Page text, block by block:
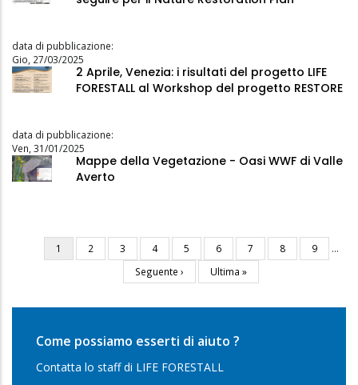
data di pubblicazione:
Gio, 27/03/2025
2 Aprile, Venezia: i risultati del progetto LIFE
FORESTALL al Workshop del progetto RESTORE
data di pubblicazione:
Ven, 31/01/2025
Mappe della Vegetazione - Oasi WWF di Valle
Averto
Paginazione
Pagina
attuale
1 Pagina
2 Pagina
3 Pagina
4 Pagina
5 Pagina
6 Pagina
7 Pagina
8 Pagina
9
…
Pagina
successiva
Seguente ›
Ultima
pagina
Ultima »
Come possiamo esserti di aiuto ?
Contatta lo staff di LIFE FORESTALL